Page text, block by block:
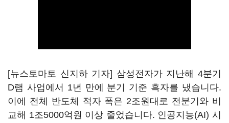
[뉴스토마토 신지하 기자] 삼성전자가 지난해 4분기
D램 사업에서 1년 만에 분기 기준 흑자를 냈습니다.
이에 전체 반도체 적자 폭은 2조원대로 전분기와 비
교해 1조5000억원 이상 줄었습니다. 인공지능(AI) 시